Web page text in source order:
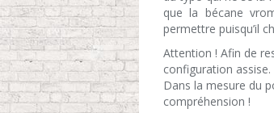
que la bécane
permettre puisqu’il
Attention ! Afin de
configuration assise.
Dans la mesure du
compréhension !